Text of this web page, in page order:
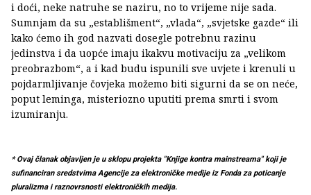
i doći, neke natruhe se naziru, no to vrijeme nije sada.
Sumnjam da su „establišment“, „vlada“, „svjetske gazde“ ili
kako ćemo ih god nazvati dosegle potrebnu razinu
jedinstva i da uopće imaju ikakvu motivaciju za „velikom
preobrazbom“, a i kad budu ispunili sve uvjete i krenuli u
pojdarmljivanje čovjeka možemo biti sigurni da se on neće,
poput leminga, misteriozno uputiti prema smrti i svom
izumiranju.
* Ovaj članak objavljen je u sklopu projekta "Knjige kontra mainstreama" koji je
sufinanciran sredstvima Agencije za elektroničke medije iz Fonda za poticanje
pluralizma i raznovrsnosti elektroničkih medija.